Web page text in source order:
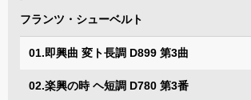
フランツ・シューベルト
01.即興曲 変ト長調 D899 第3曲
02.楽興の時 ヘ短調 D780 第3番